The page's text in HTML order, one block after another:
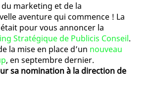
marketing et de la
aventure qui commence ! La
pour vous annoncer la
Stratégique de Publicis Conseil.
la mise en place d’un nouveau
, en septembre dernier.
sa nomination à la direction de